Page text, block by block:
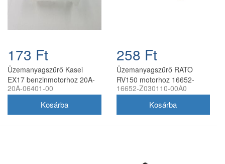
173 Ft
Üzemanyagszűrő Kasei
EX17 benzinmotorhoz 20A-
06401-00
20A-06401-00
258 Ft
Üzemanyagszűrő RATO
RV150 motorhoz 16652-
Z030110-00A0
16652-Z030110-00A0